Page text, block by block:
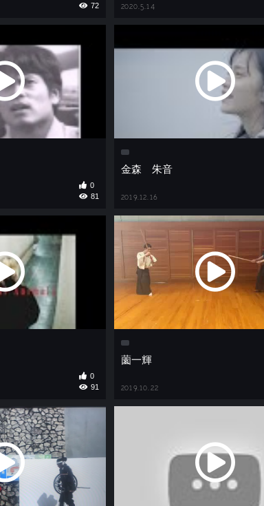
72
2020.5.14
0
81
金森 朱音
2019.12.16
0
91
薗一輝
2019.10.22